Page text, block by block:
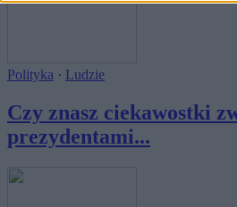
Polityka · Ludzie
Czy znasz ciekawostki
prezydentami...